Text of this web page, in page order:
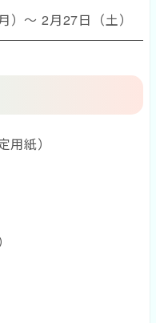
～ 2月27日（土）
紙）